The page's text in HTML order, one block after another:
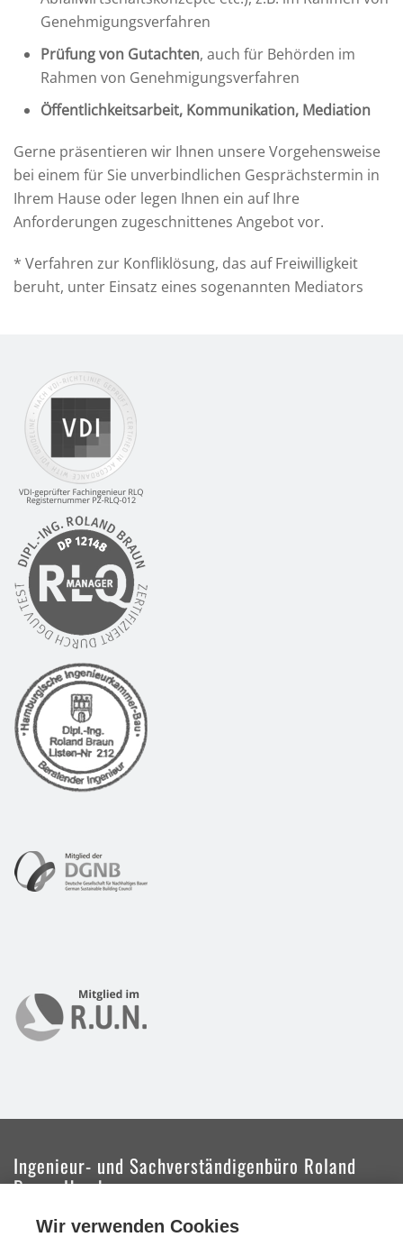
Genehmigungsverfahren
Prüfung von Gutachten, auch für Behörden im
Rahmen von Genehmigungsverfahren
Öffentlichkeitsarbeit, Kommunikation, Mediation
Gerne präsentieren wir Ihnen unsere Vorgehensweise
bei einem für Sie unverbindlichen Gesprächstermin in
Ihrem Hause oder legen Ihnen ein auf Ihre
Anforderungen zugeschnittenes Angebot vor.
* Verfahren zur Konfliklösung, das auf Freiwilligkeit
beruht, unter Einsatz eines sogenannten Mediators
Ingenieur- und Sachverständigenbüro Roland
Braun Hamburg
Das Ingenieur- und Sachverständigenbüro Roland
Wir verwenden Cookies